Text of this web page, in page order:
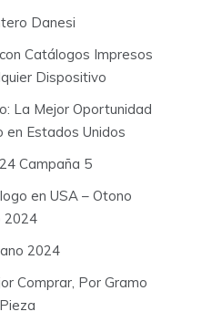
Danesi
Catálogos Impresos
Dispositivo
La Mejor Oportunidad
en Estados Unidos
Campaña 5
en USA – Otono
2024
2024
Comprar, Por Gramo